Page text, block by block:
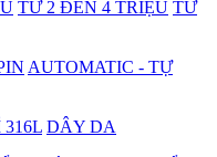
TỪ 2 ĐẾN 4 TRIỆU TỪ
AUTOMATIC - TỰ
316L DÂY DA